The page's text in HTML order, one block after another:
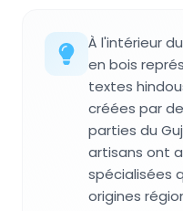
À l'intérieur
en bois
textes
créées par
parties du
artisans ont
spécialisées
origines